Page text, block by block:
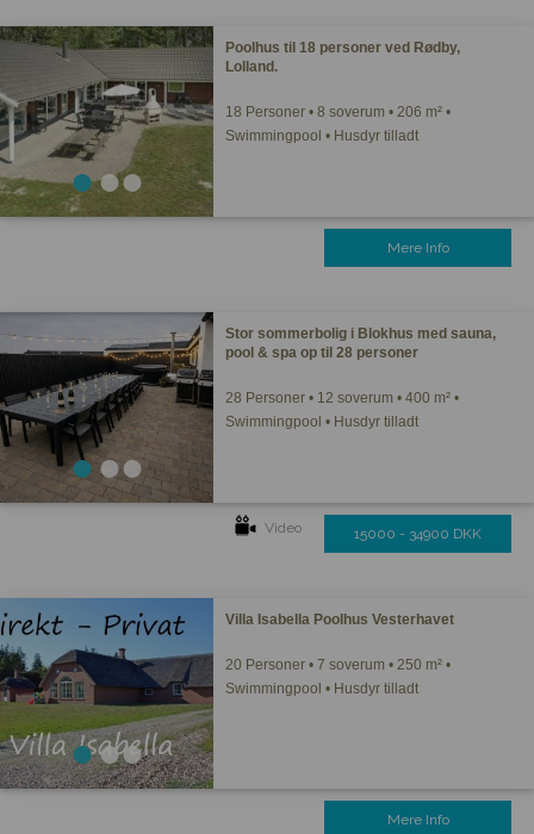
Poolhus til 18 personer ved Rødby,
Lolland.
18 Personer • 8 soverum • 206 m² •
Swimmingpool • Husdyr tilladt
Mere Info
Stor sommerbolig i Blokhus med sauna,
pool & spa op til 28 personer
28 Personer • 12 soverum • 400 m² •
Swimmingpool • Husdyr tilladt
Video 15000 - 34900 DKK
Villa Isabella Poolhus Vesterhavet
20 Personer • 7 soverum • 250 m² •
Swimmingpool • Husdyr tilladt
Mere Info